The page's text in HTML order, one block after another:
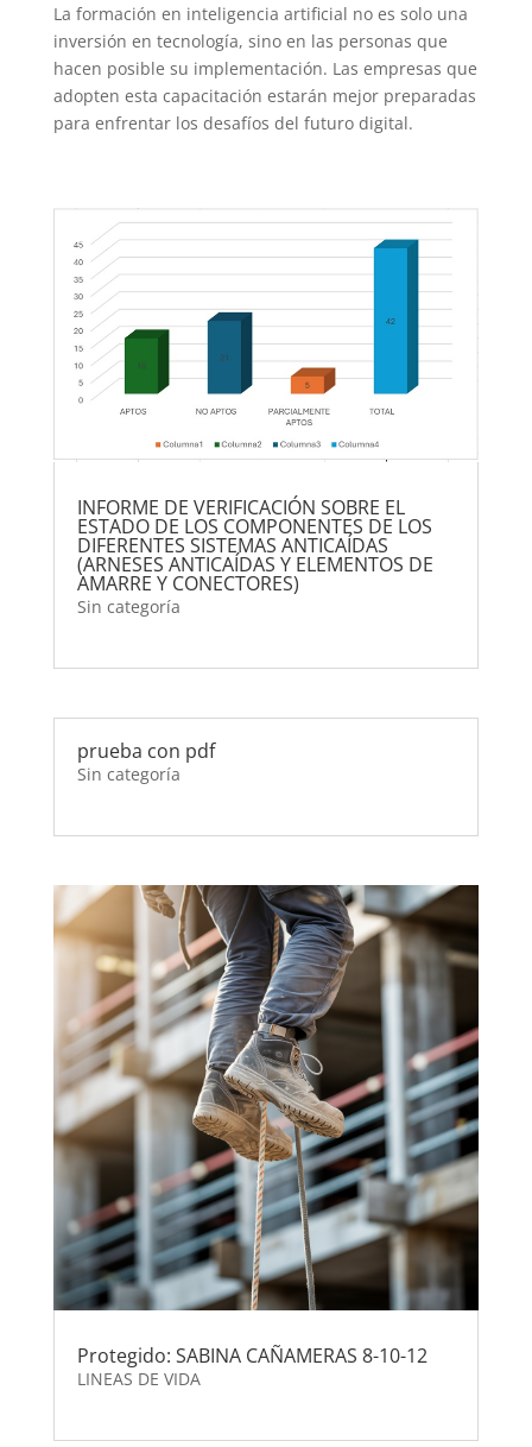
La formación en inteligencia artificial no es solo una
inversión en tecnología, sino en las personas que
hacen posible su implementación. Las empresas que
adopten esta capacitación estarán mejor preparadas
para enfrentar los desafíos del futuro digital.
INFORME DE VERIFICACIÓN SOBRE EL
ESTADO DE LOS COMPONENTES DE LOS
DIFERENTES SISTEMAS ANTICAÍDAS
(ARNESES ANTICAÍDAS Y ELEMENTOS DE
AMARRE Y CONECTORES)
Sin categoría
prueba con pdf
Sin categoría
Protegido: SABINA CAÑAMERAS 8-10-12
LINEAS DE VIDA